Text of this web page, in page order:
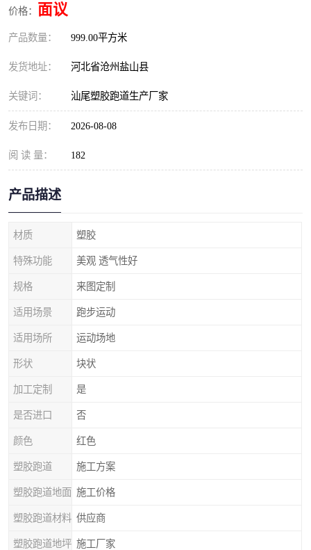
价格： 面议
产品数量： 999.00平方米
发货地址： 河北省沧州盐山县
关键词： 汕尾塑胶跑道生产厂家
发布日期： 2026-08-08
阅 读 量： 182
产品描述
材质 塑胶
特殊功能 美观 透气性好
规格 来图定制
适用场景 跑步运动
适用场所 运动场地
形状 块状
加工定制 是
是否进口 否
颜色 红色
塑胶跑道 施工方案
塑胶跑道地面 施工价格
塑胶跑道材料 供应商
塑胶跑道地坪 施工厂家